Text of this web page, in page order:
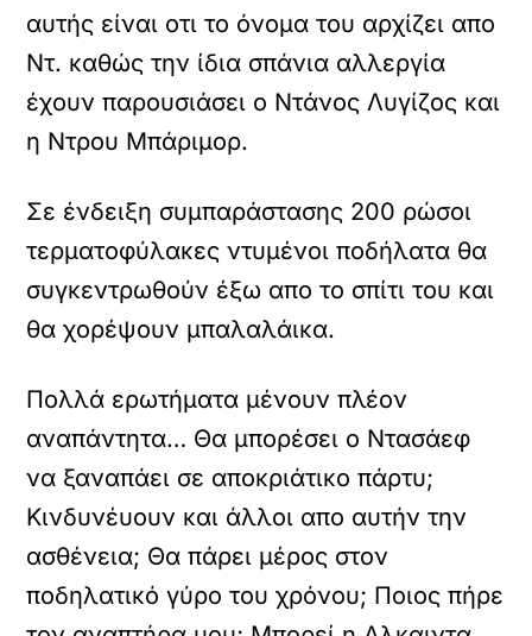
αυτής είναι οτι το όνομα του αρχίζει απο
Ντ. καθώς την ίδια σπάνια αλλεργία
έχουν παρουσιάσει ο Ντάνος Λυγίζος και
η Ντρου Μπάριμορ.
Σε ένδειξη συμπαράστασης 200 ρώσοι
τερματοφύλακες ντυμένοι ποδήλατα θα
συγκεντρωθούν έξω απο το σπίτι του και
θα χορέψουν μπαλαλάικα.
Πολλά ερωτήματα μένουν πλέον
αναπάντητα… Θα μπορέσει ο Ντασάεφ
να ξαναπάει σε αποκριάτικο πάρτυ;
Κινδυνέυουν και άλλοι απο αυτήν την
ασθένεια; Θα πάρει μέρος στον
ποδηλατικό γύρο του χρόνου; Ποιος πήρε